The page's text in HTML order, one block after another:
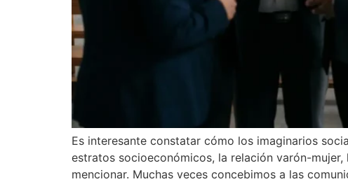
Es interesante constatar cómo los imaginarios
estratos socioeconómicos, la relación varón-
mencionar. Muchas veces concebimos a las